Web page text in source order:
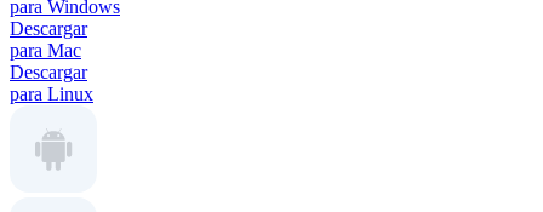
para Windows
Descargar
para Mac
Descargar
para Linux